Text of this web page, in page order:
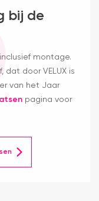
bij de
montage.
door VELUX is
van het Jaar
pagina voor